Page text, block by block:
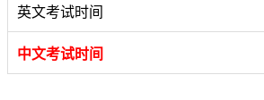
英文考试时间
中文考试时间